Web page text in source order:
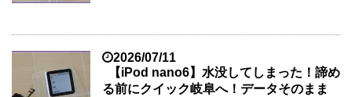
2026/07/11
【iPod nano6】水没してしまった！諦め
る前にクイック岐阜へ！データそのまま